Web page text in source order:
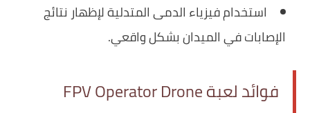
استخدام فيزياء الدمى المتدلية لإظهار نتائج
الإصابات في الميدان بشكل واقعي.
فوائد لعبة FPV Operator Drone